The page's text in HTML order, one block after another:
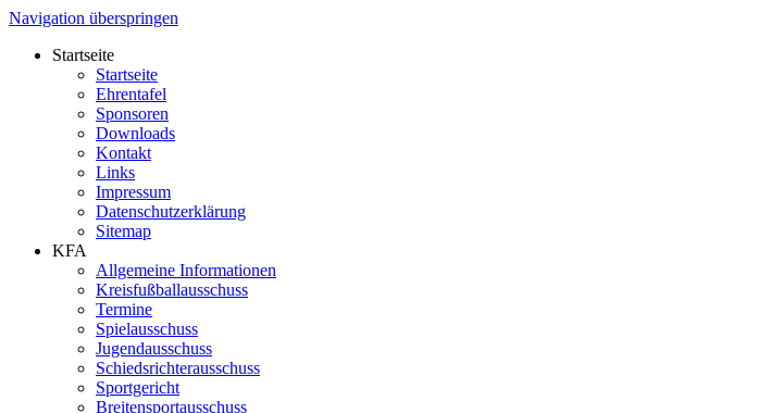
Navigation überspringen
Startseite
Startseite
Ehrentafel
Sponsoren
Downloads
Kontakt
Links
Impressum
Datenschutzerklärung
Sitemap
KFA
Allgemeine Informationen
Kreisfußballausschuss
Termine
Spielausschuss
Jugendausschuss
Schiedsrichterausschuss
Sportgericht
Breitensportausschuss